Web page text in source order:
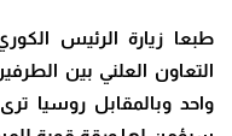
طبعا زيارة الرئيس
التعاون العلني بين
واحد وبالمقابل روسيا